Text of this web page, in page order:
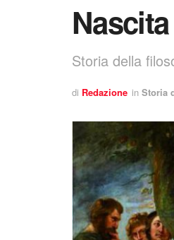
Storia della
di Redazione in Storia